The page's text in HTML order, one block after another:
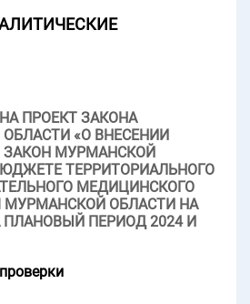
ПРОЕКТ ЗАКОНА
«О ВНЕСЕНИИ
ЗАКОН МУРМАНСКОЙ
ТЕРРИТОРИАЛЬНОГО
МЕДИЦИНСКОГО
МУРМАНСКОЙ ОБЛАСТИ НА
ПЛАНОВЫЙ ПЕРИОД 2024 И